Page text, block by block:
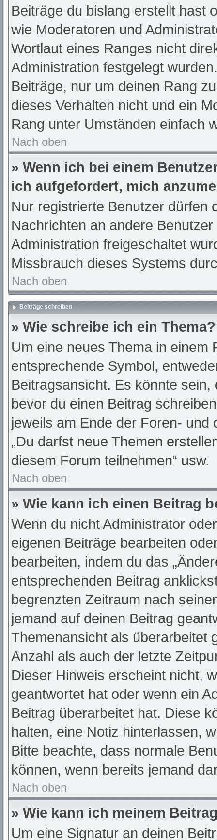
Beiträge du bislang erstellt hast
wie Moderatoren und
Wortlaut eines Ranges nicht
Administration festgelegt
Beiträge, nur um deinen Rang
dieses Verhalten nicht und ein
Rang unter Umständen einfach
Nach oben
» Wenn ich bei einem
ich aufgefordert, mich
Nur registrierte Benutzer dürfen
Nachrichten an andere
Administration freigeschaltet
Missbrauch dieses Systems
Nach oben
Beiträge schreiben
» Wie schreibe ich ein Thema?
Um eine neues Thema in
entsprechende Symbol,
Beitragsansicht. Es könnte
bevor du einen Beitrag
jeweils am Ende der Foren-
„Du darfst neue Themen
diesem Forum teilnehmen“ usw.
Nach oben
» Wie kann ich einen Beitrag
Wenn du nicht Administrator
eigenen Beiträge bearbeiten
bearbeiten, indem du das
entsprechenden Beitrag
begrenzten Zeitraum nach
jemand auf deinen Beitrag
Themenansicht als überarbeitet
Anzahl als auch der letzte
Dieser Hinweis erscheint nicht,
geantwortet hat oder wenn ein
Beitrag überarbeitet hat. Diese
halten, eine Notiz hinterlassen,
Bitte beachte, dass normale
können, wenn bereits jemand
Nach oben
» Wie kann ich meinem
Um eine Signatur an deinen